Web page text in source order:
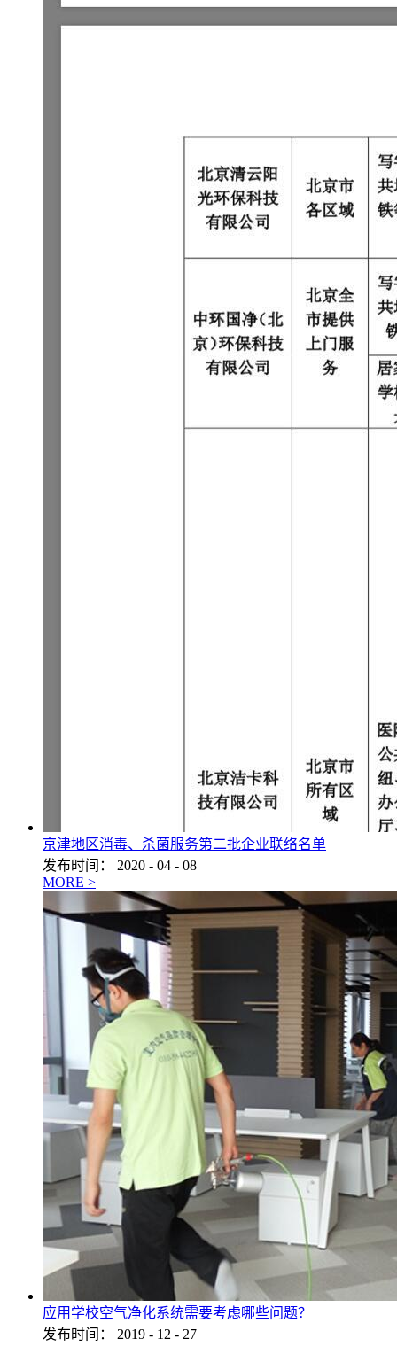
京津地区消毒、杀菌服务第二批企业联络名单
发布时间：
2020 - 04 - 08
MORE >
应用学校空气净化系统需要考虑哪些问题？
发布时间：
2019 - 12 - 27